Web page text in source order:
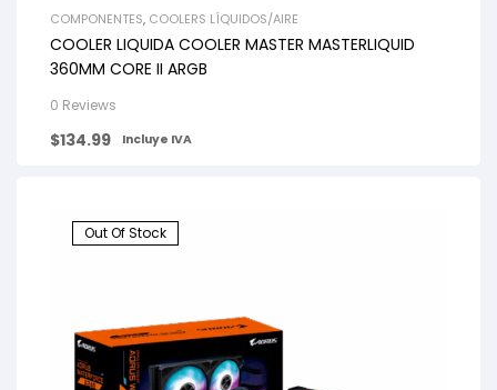
COMPONENTES, COOLERS LÍQUIDOS/AIRE
COOLER LIQUIDA COOLER MASTER MASTERLIQUID
360MM CORE II ARGB
0 Reviews
$134.99 Incluye IVA
Out Of Stock